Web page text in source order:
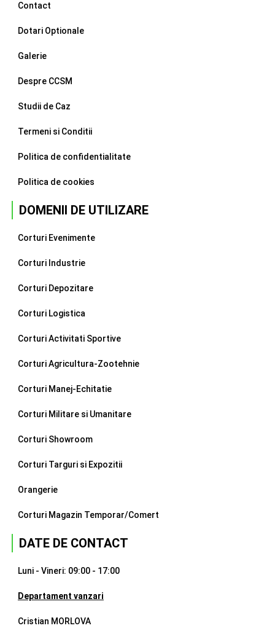
Contact
Dotari Optionale
Galerie
Despre CCSM
Studii de Caz
Termeni si Conditii
Politica de confidentialitate
Politica de cookies
DOMENII DE UTILIZARE
Corturi Evenimente
Corturi Industrie
Corturi Depozitare
Corturi Logistica
Corturi Activitati Sportive
Corturi Agricultura-Zootehnie
Corturi Manej-Echitatie
Corturi Militare si Umanitare
Corturi Showroom
Corturi Targuri si Expozitii
Orangerie
Corturi Magazin Temporar/Comert
DATE DE CONTACT
Luni - Vineri: 09:00 - 17:00
Departament vanzari
Cristian MORLOVA